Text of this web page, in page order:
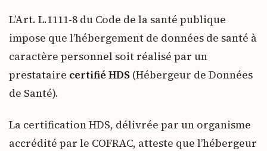
L’Art. L.1111-8 du Code de la santé publique
impose que l’hébergement de données de santé à
caractère personnel soit réalisé par un
prestataire certifié HDS (Hébergeur de Données
de Santé).
La certification HDS, délivrée par un organisme
accrédité par le COFRAC, atteste que l’hébergeur